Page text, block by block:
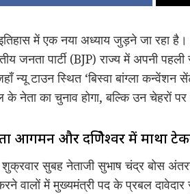
में एक नया अध्याय जुड़ने जा
जनता पार्टी (BJP) राज्य में अपनी
टाउन स्थित ‘बिस्वा बांग्ला कन्वेंशन
का चुनाव होगा, बल्कि उन चेहरों पर
आगमन और दक्षिणेश्वर में माथा
सुबह नेताजी सुभाष चंद्र बोस
वालों में मुख्यमंत्री पद के प्रबल